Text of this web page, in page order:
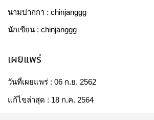
นามปากกา : chinjanggg
นักเขียน : chinjanggg
เผยแพร่
วันที่เผยแพร่ : 06 ก.ย. 2562
แก้ไขล่าสุด : 18 ก.ค. 2564